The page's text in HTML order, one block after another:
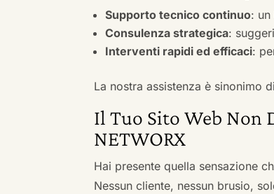
Supporto tecnico continuo:
Consulenza strategica:
Interventi rapidi ed efficaci:
La nostra assistenza è sinonimo
Il Tuo Sito Web Non
NETWORX
Hai presente quella sensazione
Nessun cliente, nessun brusio,